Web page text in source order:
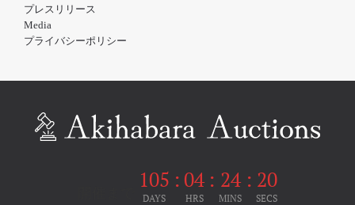
プレスリリース
Media
プライバシーポリシー
105
DAYS
: 04
HRS
: 24
MINS
: 20
SECS